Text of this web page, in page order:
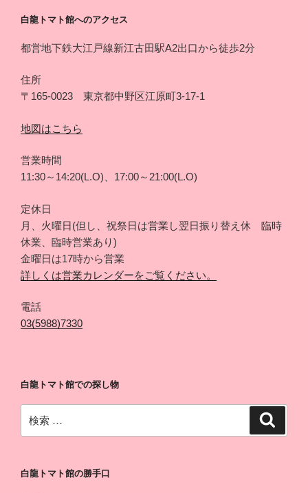
白龍トマト館へのアクセス
都営地下鉄大江戸線新江古田駅A2出口から徒歩2分
住所
〒165-0023 東京都中野区江原町3-17-1
地図はこちら
営業時間
11:30～14:20(L.O)、17:00～21:00(L.O)
定休日
月、火曜日(但し、祝祭日は営業し翌日振り替え休 臨時
休業、臨時営業あり)
金曜日は17時から営業
詳しくは営業カレンダーをご覧ください。
電話
03(5988)7330
白龍トマト館での探し物
索:
白龍トマト館の勝手口